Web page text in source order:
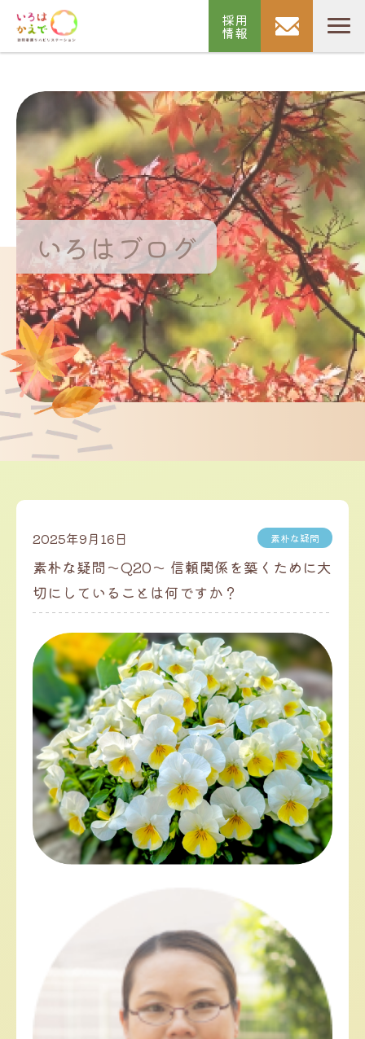
採用
情報
いろはブログ
2025年9月16日 素朴な疑問
素朴な疑問～Q20～ 信頼関係を築くために大
切にしていることは何ですか？